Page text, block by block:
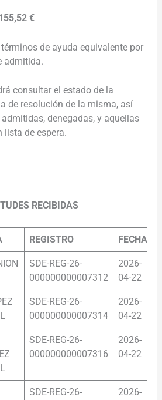
€
de ayuda equivalente por
admitida.
consultar el estado de la
de resolución de la misma, así
denegadas, y aquellas
lista de espera.
RECIBIDAS
REGISTRO FECHA
SDE-REG-26-
000000000007312
2026-
04-22
SDE-REG-26-
000000000007314
2026-
04-22
SDE-REG-26-
000000000007316
2026-
04-22
SDE-REG-26-
2026-